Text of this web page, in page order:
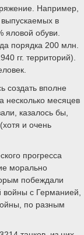
Например,
в
яловой обуви.
порядка 200 млн.
гг. территорий).
создать вполне
несколько месяцев
казалось бы,
и очень
прогресса
морально
побеждали
с Германией,
по разным